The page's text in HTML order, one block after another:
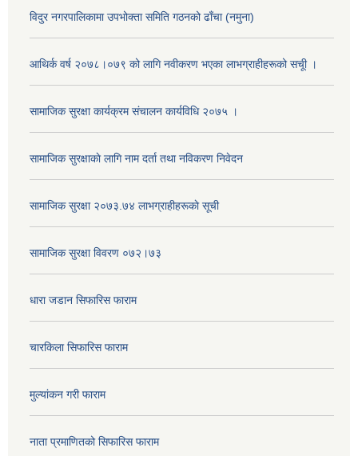
विदुर नगरपालिकामा उपभोक्ता समिति गठनको ढाँचा (नमुना)
आथिर्क वर्ष २०७८।०७९ को लागि नवीकरण भएका लाभग्राहीहरूको सचूी ।
सामाजिक सुरक्षा कार्यक्रम संचालन कार्यविधि २०७५ ।
सामाजिक सुरक्षाकाे लागि नाम दर्ता तथा नविकरण निवेदन
सामाजिक सुरक्षा २०७३.७४ लाभग्राहीहरूकाे सूची
सामाजिक सुरक्षा विवरण ०७२।७३
धारा जडान सिफारिस फाराम
चारकिला सिफारिस फाराम
मुल्यांकन गरी फाराम
नाता प्रमाणितको सिफारिस फाराम